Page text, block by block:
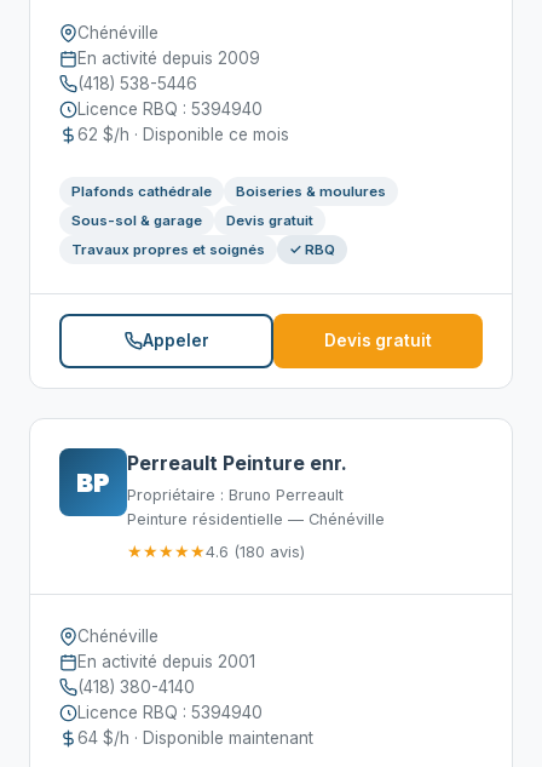
Chénéville
En activité depuis 2009
(418) 538-5446
Licence RBQ : 5394940
62 $/h · Disponible ce mois
Plafonds cathédrale
Boiseries & moulures
Sous-sol & garage
Devis gratuit
Travaux propres et soignés
✓ RBQ
Appeler Devis gratuit
BP
Perreault Peinture enr.
Propriétaire : Bruno Perreault
Peinture résidentielle — Chénéville
★★★★★4.6 (180 avis)
Chénéville
En activité depuis 2001
(418) 380-4140
Licence RBQ : 5394940
64 $/h · Disponible maintenant